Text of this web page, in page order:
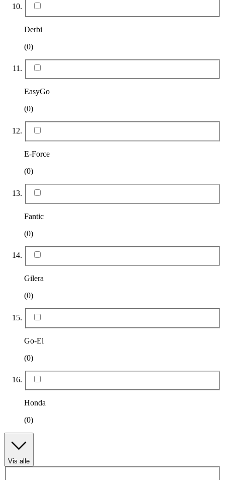
Derbi
(0)
EasyGo
(0)
E-Force
(0)
Fantic
(0)
Gilera
(0)
Go-El
(0)
Honda
(0)
Vis alle